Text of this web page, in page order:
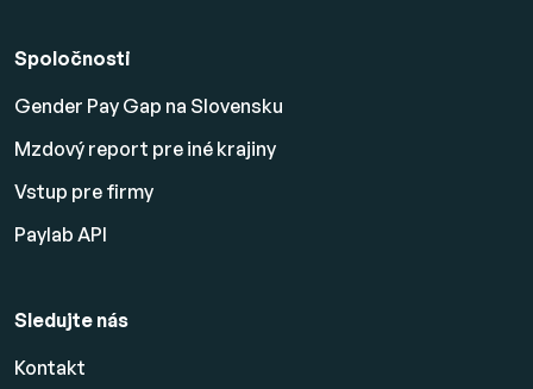
Spoločnosti
Gender Pay Gap na Slovensku
Mzdový report pre iné krajiny
Vstup pre firmy
Paylab API
Sledujte nás
Kontakt